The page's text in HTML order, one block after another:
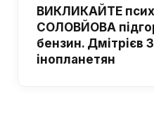
ВИКЛИКАЙТЕ
СОЛОВЙОВА
бензин. Дмітрієв
інопланетян